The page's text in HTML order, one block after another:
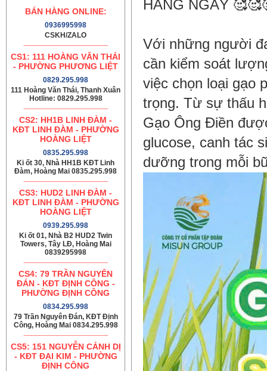
BÁN HÀNG ONLINE:
0936995998
CSKH/ZALO
CS1: 111 HOÀNG VĂN THÁI
- PHƯỜNG PHƯƠNG LIỆT
0829.295.998
111 Hoàng Văn Thái, Thanh Xuân
Hotline: 0829.295.998
CS2: HH1B LINH ĐÀM -
KĐT LINH ĐÀM - PHƯỜNG
HOÀNG LIỆT
0835.295.998
Ki ốt 30, Nhà HH1B KĐT Linh
Đàm, Hoàng Mai 0835.295.998
CS3: HUD2 LINH ĐÀM -
KĐT LINH ĐÀM - PHƯỜNG
HOÀNG LIỆT
0939.295.998
Ki ốt 01, Nhà B2 HUD2 Twin
Towers, Tây LĐ, Hoàng Mai
0839295998
CS4: 79 TRẦN NGUYÊN
ĐÁN - KĐT ĐỊNH CÔNG -
PHƯỜNG ĐỊNH CÔNG
0834.295.998
79 Trần Nguyên Đán, KĐT Định
Công, Hoàng Mai 0834.295.998
CS5: 151 NGUYỄN CẢNH DỊ
- KĐT ĐẠI KIM - PHƯỜNG
ĐỊNH CÔNG
HẰNG NGÀY
Với những người
cần kiểm soát
việc chọn loại gạo
trọng. Từ sự thấu
Gạo Ông Điền
glucose, canh tác
dưỡng trong mỗi